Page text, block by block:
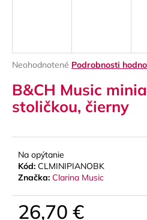
Priemerné
produktu
je
0,0
Neohodnotené Podrobnosti
B&CH Music
stoličkou, čierny
Na opýtanie
Kód: CLMINIPIANOBK
Značka: Clarina Music
26,70 €
ť
HĽADAŤ
O